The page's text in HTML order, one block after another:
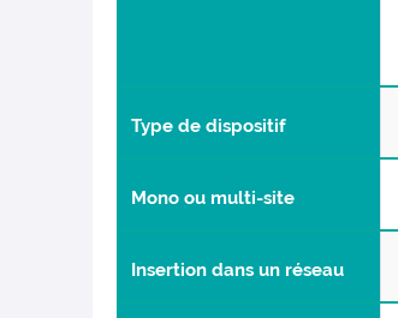
Type de dispositif
Mono ou multi-site
Insertion dans un réseau